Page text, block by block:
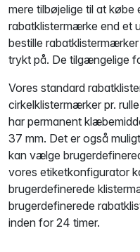
mere tilbøjelige til at købe
rabatklistermærke end et
bestille
trykt på. De tilgængelige
Vores standard
cirkelklistermærker pr.
har permanent
37 mm. Det er også
kan vælge
vores etiketkonfigurator
brugerdefinerede
brugerdefinerede
inden for 24 timer.